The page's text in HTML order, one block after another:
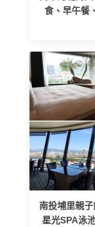
食、早午餐
南投埔里親
星光SPA泳